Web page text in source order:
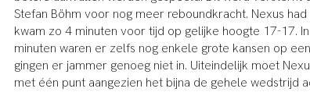
Stefan Böhm voor nog meer reboundkracht. Nexus
kwam zo 4 minuten voor tijd op gelijke hoogte 17-17.
minuten waren er zelfs nog enkele grote kansen op
gingen er jammer genoeg niet in. Uiteindelijk moet
met één punt aangezien het bijna de gehele wedstrijd